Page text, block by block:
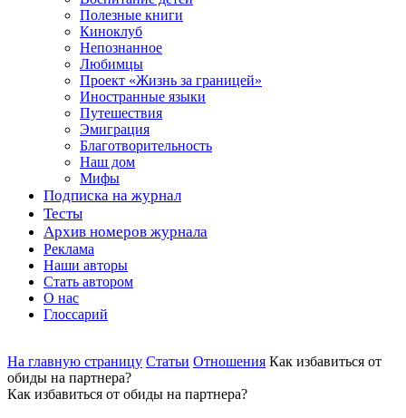
Полезные книги
Киноклуб
Непознанное
Любимцы
Проект «Жизнь за границей»
Иностранные языки
Путешествия
Эмиграция
Благотворительность
Наш дом
Мифы
Подписка на журнал
Тесты
Архив номеров журнала
Реклама
Наши авторы
Стать автором
О нас
Глоссарий
На главную страницу Статьи Отношения Как избавиться от
обиды на партнера?
Как избавиться от обиды на партнера?